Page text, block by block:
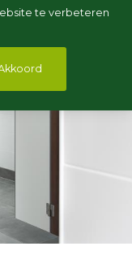
te verbeteren